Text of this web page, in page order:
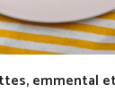
emmental